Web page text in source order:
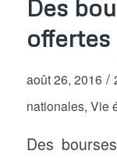
Des
août 26, 2016 /
nationales, Vie
Des